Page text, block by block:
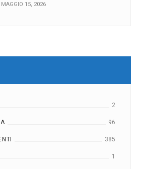
MAGGIO 15, 2026
2
96
385
1